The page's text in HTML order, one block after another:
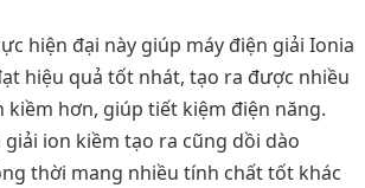
hiện đại này giúp máy điện giải Ionia
hiệu quả tốt nhát, tạo ra được nhiều
kiềm hơn, giúp tiết kiệm điện năng.
ion kiềm tạo ra cũng dồi dào
thời mang nhiều tính chất tốt khác